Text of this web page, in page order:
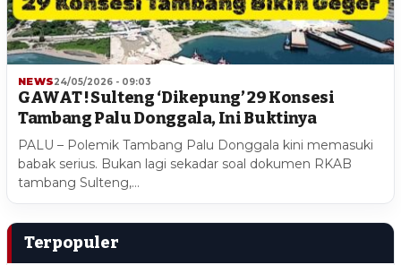
NEWS24/05/2026 - 09:03
GAWAT ! Sulteng ‘Dikepung’ 29 Konsesi
Tambang Palu Donggala, Ini Buktinya
PALU – Polemik Tambang Palu Donggala kini memasuki
babak serius. Bukan lagi sekadar soal dokumen RKAB
tambang Sulteng,…
Terpopuler